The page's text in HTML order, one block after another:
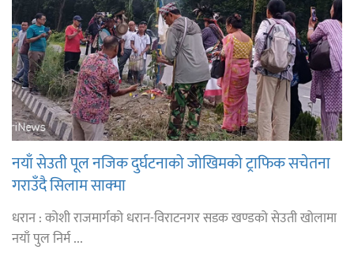
नयाँ सेउती पूल नजिक दुर्घटनाको जोखिमको ट्राफिक सचेतना
गराउँदै सिलाम साक्मा
धरान : कोशी राजमार्गको धरान-विराटनगर सडक खण्डको सेउती खोलामा
नयाँ पुल निर्म ...